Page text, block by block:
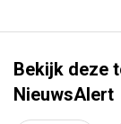
Bekijk deze
NieuwsAlert